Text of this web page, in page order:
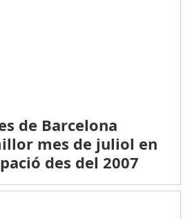
de Barcelona
mes de juliol en
des del 2007